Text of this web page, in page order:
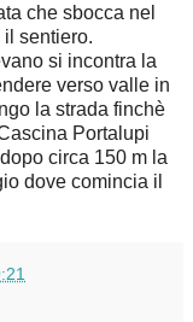
che sbocca nel
sentiero.
si incontra la
verso valle in
la strada finchè
Portalupi
circa 150 m la
dove comincia il